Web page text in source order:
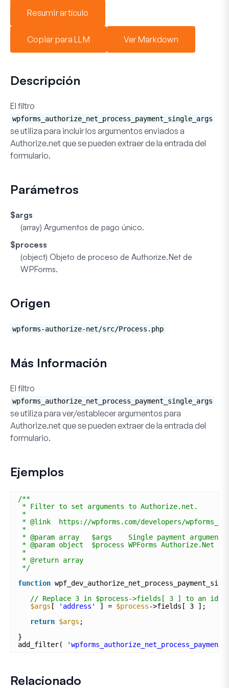
Resumir artículo
Copiar para LLM Ver Markdown
Descripción
El filtro
wpforms_authorize_net_process_payment_single_args
se utiliza para incluir los argumentos enviados a
Authorize.net que se pueden extraer de la entrada del
formulario.
Parámetros
$args
(array) Argumentos de pago único.
$process
(object) Objeto de proceso de Authorize.Net de
WPForms.
Origen
wpforms-authorize-net/src/Process.php
Más Información
El filtro
wpforms_authorize_net_process_payment_single_args
se utiliza para ver/establecer argumentos para
Authorize.net que se pueden extraer de la entrada del
formulario.
Ejemplos
/**
* Filter to set arguments to Authorize.net.
*
* @link  https://wpforms.com/developers/
*
* @param array   $args    Single payment
* @param object  $process WPForms Authorize.Net
*
* @return array
*/
function
// Replace 3 in $process->fields[ 3 ] to an id
$args [ 'address' ] = $process->fields[ 3 ];
return $args ;
}
add_filter(
Relacionado